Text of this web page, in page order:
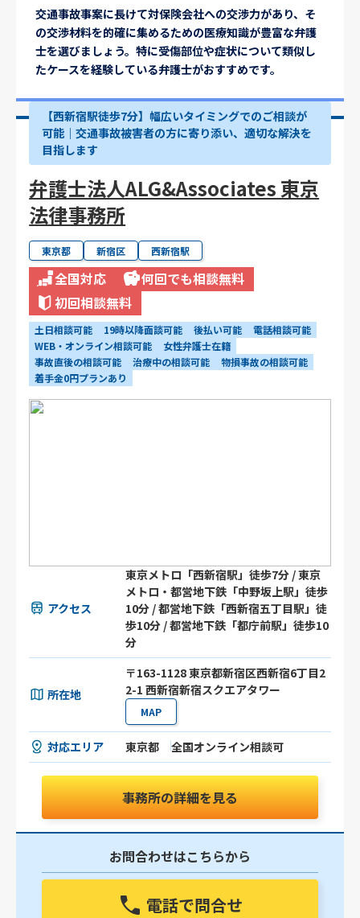
交通事故事案に長けて対保険会社への交渉力があり、そ
の交渉材料を的確に集めるための医療知識が豊富な弁護
士を選びましょう。特に受傷部位や症状について類似し
たケースを経験している弁護士がおすすめです。
【西新宿駅徒歩7分】幅広いタイミングでのご相談が
可能｜交通事故被害者の方に寄り添い、適切な解決を
目指します
弁護士法人ALG&Associates 東京
法律事務所
東京都 新宿区 西新宿駅
全国対応
何回でも相談無料
初回相談無料
土日相談可能 19時以降面談可能 後払い可能
電話相談可能
WEB・オンライン相談可能
女性弁護士在籍
事故直後の相談可能
治療中の相談可能
物損事故の相談可能
着手金0円プランあり
アクセス
東京メトロ「西新宿駅」徒歩7分 / 東京
メトロ・都営地下鉄「中野坂上駅」徒歩
10分 / 都営地下鉄「西新宿五丁目駅」徒
歩10分 / 都営地下鉄「都庁前駅」徒歩10
分
所在地
〒163-1128 東京都新宿区西新宿6丁目2
2-1 西新宿新宿スクエアタワー
MAP
対応エリア 東京都 全国オンライン相談可
事務所の詳細を見る
お問合わせはこちらから
電話で問合せ